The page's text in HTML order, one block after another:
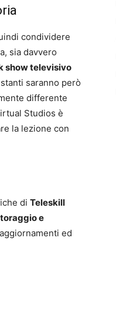
condividere
sia davvero
show televisivo
saranno però
differente
Studios è
la lezione con
di Teleskill
e
aggiornamenti ed